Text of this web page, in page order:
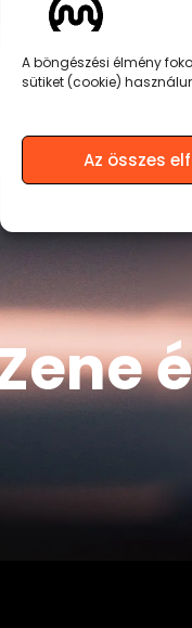
A böngészési élmény
sütiket (cookie)
Az összes